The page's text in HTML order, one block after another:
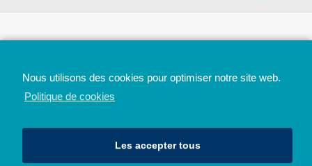
Nous utilisons des cookies pour optimiser notre site web.
Politique de cookies
Les accepter tous